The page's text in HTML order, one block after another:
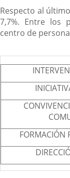
Respecto al
7,7%. Entre los
centro de
FORMACIÓN